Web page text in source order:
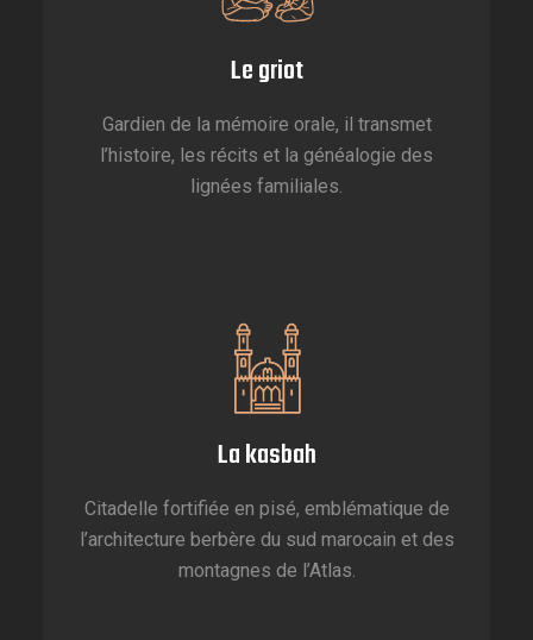
Le griot
Gardien de la mémoire orale, il transmet
l’histoire, les récits et la généalogie des
lignées familiales.
La kasbah
Citadelle fortifiée en pisé, emblématique de
l’architecture berbère du sud marocain et des
montagnes de l’Atlas.